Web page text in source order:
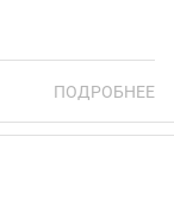
ПОДРОБНЕЕ